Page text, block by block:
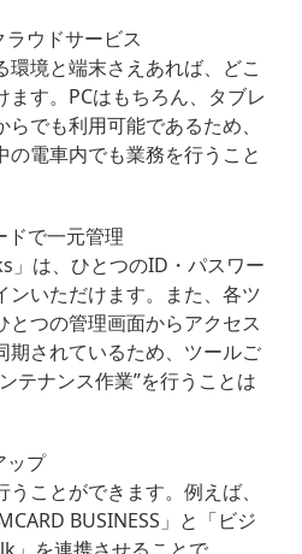
ウドサービス
環境と端末さえあれば、どこ
す。PCはもちろん、タブレ
でも利用可能であるため、
電車内でも業務を行うこと
ドで一元管理
」は、ひとつのID・パスワー
ンいただけます。また、各ツ
とつの管理画面からアクセス
期されているため、ツールご
テナンス作業”を行うことは
ップ
ことができます。例えば、
BUSINESS」と「ビジ